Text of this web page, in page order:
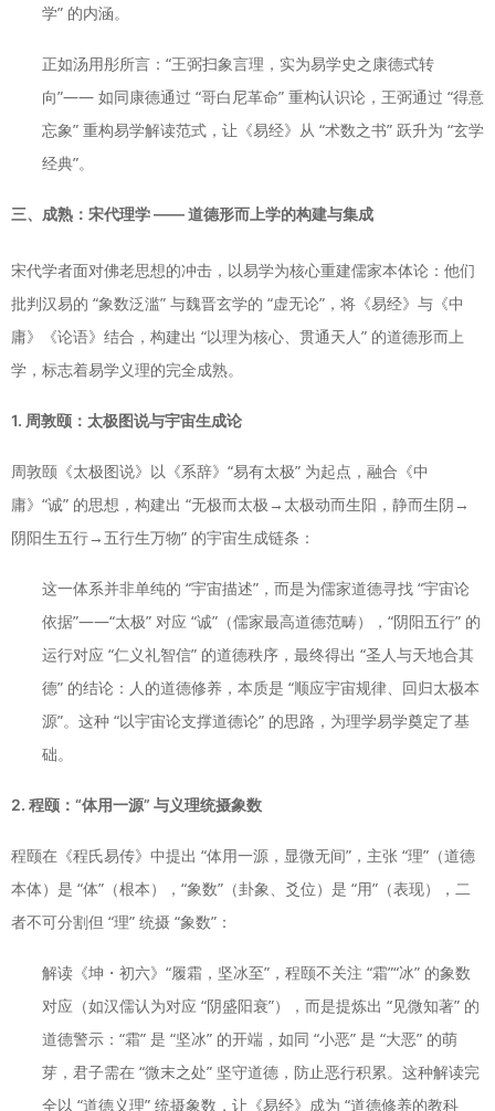
学” 的内涵。
正如汤用彤所言：“王弼扫象言理，实为易学史之康德式转
向”—— 如同康德通过 “哥白尼革命” 重构认识论，王弼通过 “得意
忘象” 重构易学解读范式，让《易经》从 “术数之书” 跃升为 “玄学
经典”。
三、成熟：宋代理学 —— 道德形而上学的构建与集成
宋代学者面对佛老思想的冲击，以易学为核心重建儒家本体论：他们
批判汉易的 “象数泛滥” 与魏晋玄学的 “虚无论”，将《易经》与《中
庸》《论语》结合，构建出 “以理为核心、贯通天人” 的道德形而上
学，标志着易学义理的完全成熟。
1. 周敦颐：太极图说与宇宙生成论
周敦颐《太极图说》以《系辞》“易有太极” 为起点，融合《中
庸》“诚” 的思想，构建出 “无极而太极→太极动而生阳，静而生阴→
阴阳生五行→五行生万物” 的宇宙生成链条：
这一体系并非单纯的 “宇宙描述”，而是为儒家道德寻找 “宇宙论
依据”——“太极” 对应 “诚”（儒家最高道德范畴），“阴阳五行” 的
运行对应 “仁义礼智信” 的道德秩序，最终得出 “圣人与天地合其
德” 的结论：人的道德修养，本质是 “顺应宇宙规律、回归太极本
源”。这种 “以宇宙论支撑道德论” 的思路，为理学易学奠定了基
础。
2. 程颐：“体用一源” 与义理统摄象数
程颐在《程氏易传》中提出 “体用一源，显微无间”，主张 “理”（道德
本体）是 “体”（根本），“象数”（卦象、爻位）是 “用”（表现），二
者不可分割但 “理” 统摄 “象数”：
解读《坤・初六》“履霜，坚冰至”，程颐不关注 “霜”“冰” 的象数
对应（如汉儒认为对应 “阴盛阳衰”），而是提炼出 “见微知著” 的
道德警示：“霜” 是 “坚冰” 的开端，如同 “小恶” 是 “大恶” 的萌
芽，君子需在 “微末之处” 坚守道德，防止恶行积累。这种解读完
全以 “道德义理” 统摄象数，让《易经》成为 “道德修养的教科